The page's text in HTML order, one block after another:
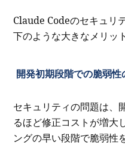
Claude Codeのセキュリ
下のような大きなメリッ
開発初期段階での脆弱
セキュリティの問題は、
るほど修正コストが増大
ングの早い段階で脆弱性